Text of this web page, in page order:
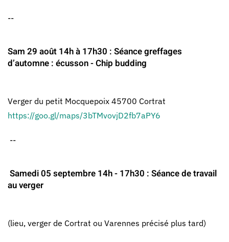
--
Sam 29 août 14h à 17h30 : Séance greffages
d’automne : écusson - Chip budding
Verger du petit Mocquepoix 45700 Cortrat
https://goo.gl/maps/3bTMvovjD2fb7aPY6
--
Samedi 05 septembre 14h - 17h30 : Séance de travail
au verger
(lieu, verger de Cortrat ou Varennes précisé plus tard)